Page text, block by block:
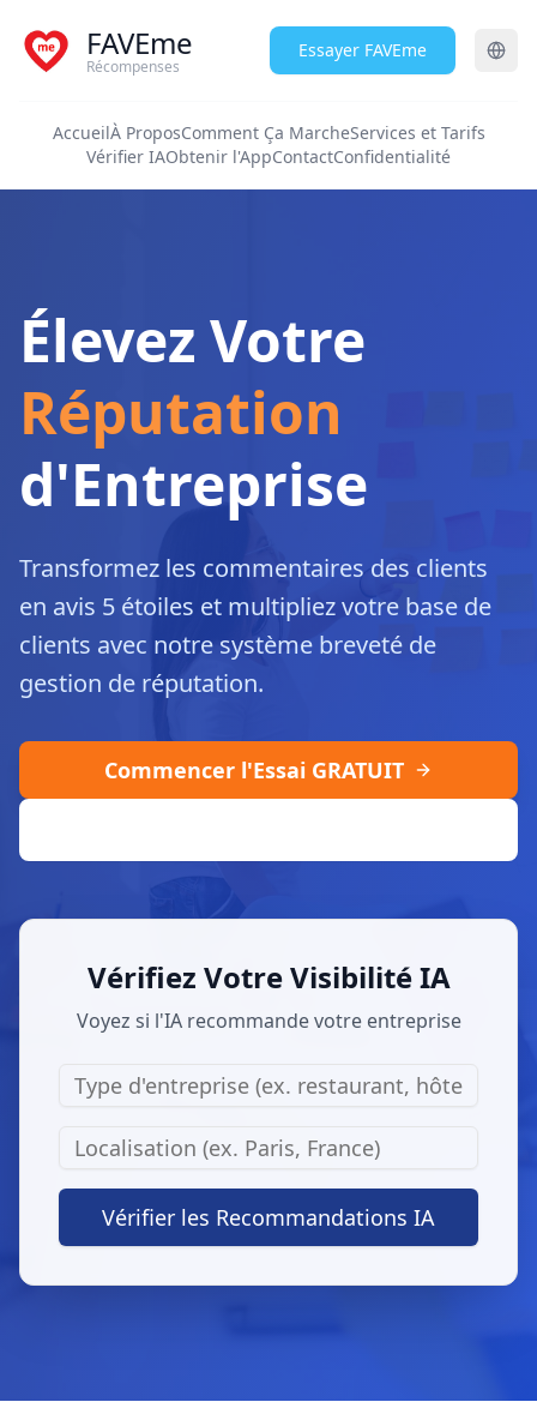
FAVEme
Récompenses
Essayer FAVEme
AccueilÀ ProposComment Ça MarcheServices et Tarifs
Vérifier IAObtenir l'AppContactConfidentialité
Élevez Votre
Réputation
d'Entreprise
Transformez les commentaires des clients
en avis 5 étoiles et multipliez votre base de
clients avec notre système breveté de
gestion de réputation.
Commencer l'Essai GRATUIT
Vérifiez Votre Visibilité IA
Voyez si l'IA recommande votre entreprise
Vérifier les Recommandations IA